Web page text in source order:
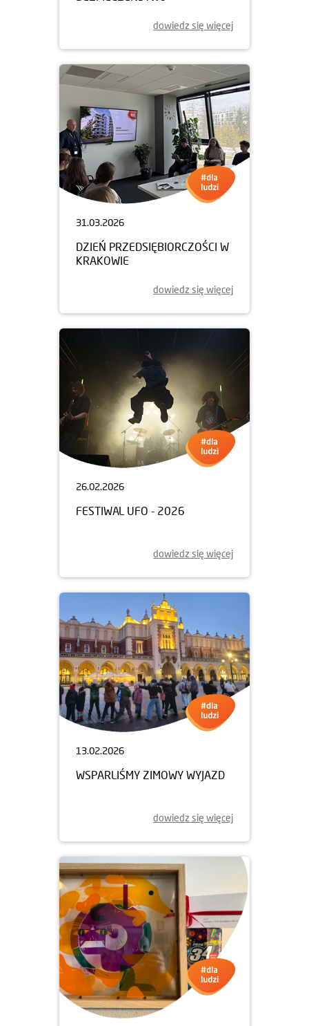
dowiedz się więcej
31.03.2026
DZIEŃ PRZEDSIĘBIORCZOŚCI W
KRAKOWIE
dowiedz się więcej
26.02.2026
FESTIWAL UFO - 2026
dowiedz się więcej
13.02.2026
WSPARLIŚMY ZIMOWY WYJAZD
dowiedz się więcej